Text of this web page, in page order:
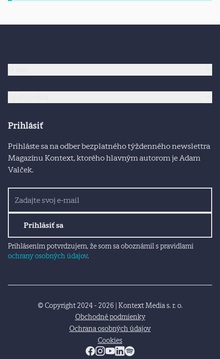
Prihlásiť
Prihláste sa na odber bezplatného týždenného newslettra
Magazínu Kontext, ktorého hlavným autorom je Adam
Valček.
Prihlásiť sa
Prihlásením potvrdzujem, že som sa oboznámil s pravidlami
ochrany osobných údajov.
© Copyright 2024 - 2026 | Kontext Media s. r. o.
Obchodné podmienky
Ochrana osobných údajov
Cookies